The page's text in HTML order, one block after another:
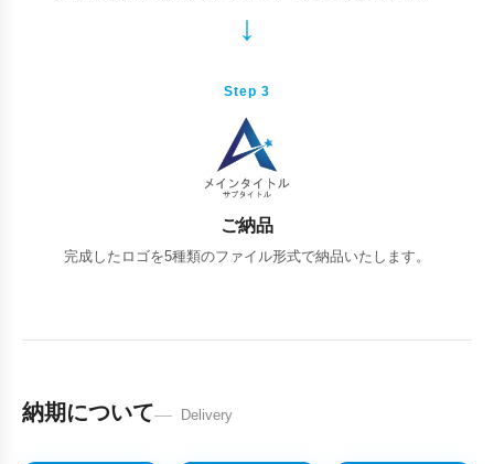
Step 3
ご納品
完成したロゴを5種類のファイル形式で納品いたします。
納期について Delivery